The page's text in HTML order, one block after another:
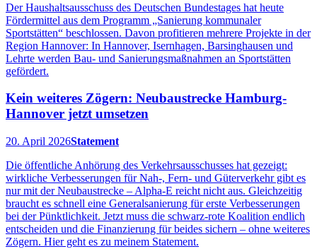
Der Haushaltsausschuss des Deutschen Bundestages hat heute
Fördermittel aus dem Programm „Sanierung kommunaler
Sportstätten“ beschlossen. Davon profitieren mehrere Projekte in der
Region Hannover: In Hannover, Isernhagen, Barsinghausen und
Lehrte werden Bau- und Sanierungsmaßnahmen an Sportstätten
gefördert.
Kein weiteres Zögern: Neubaustrecke Hamburg-
Hannover jetzt umsetzen
20. April 2026Statement
Die öffentliche Anhörung des Verkehrsausschusses hat gezeigt:
wirkliche Verbesserungen für Nah-, Fern- und Güterverkehr gibt es
nur mit der Neubaustrecke – Alpha-E reicht nicht aus. Gleichzeitig
braucht es schnell eine Generalsanierung für erste Verbesserungen
bei der Pünktlichkeit. Jetzt muss die schwarz-rote Koalition endlich
entscheiden und die Finanzierung für beides sichern – ohne weiteres
Zögern. Hier geht es zu meinem Statement.